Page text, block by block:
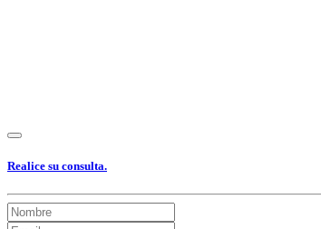
Realice su consulta.